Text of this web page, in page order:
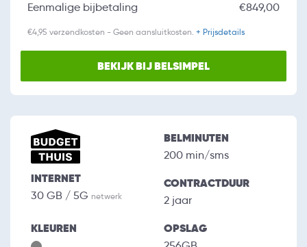
Eenmalige bijbetaling €849,00
€4,95 verzendkosten - Geen aansluitkosten. + Prijsdetails
BEKIJK BIJ BELSIMPEL
INTERNET
30 GB / 5G netwerk
BELMINUTEN
200 min/sms
CONTRACTDUUR
2 jaar
KLEUREN OPSLAG